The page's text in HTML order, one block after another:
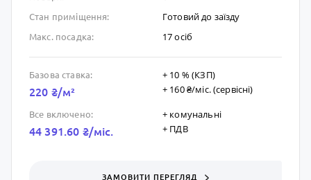
Стан приміщення: Готовий до заïзду
Макс. посадка: 17 осіб
Базова ставка:
220 ₴/м²
+ 10 % (КЗП)
+ 160 ₴/мic. (сервісні)
Все включено:
44 391.60 ₴/мic.
+ комунальні
+ ПДВ
ЗАМОВИТИ ПЕРЕГЛЯД